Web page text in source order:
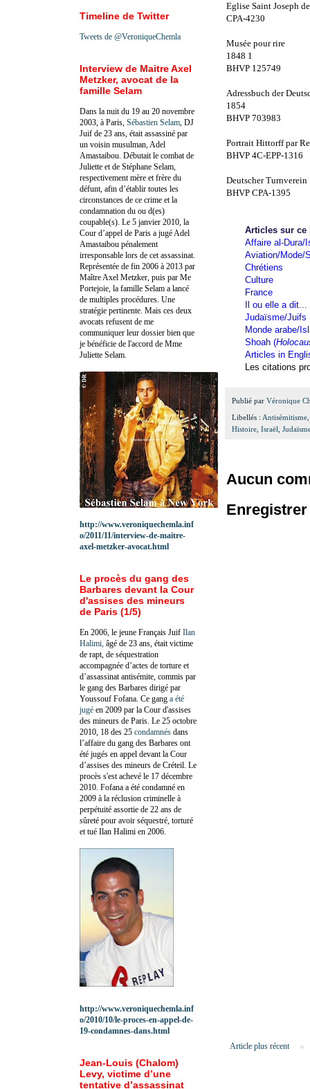
Eglise Saint Joseph
CPA-4230
Musée pour rire
1848 1
BHVP 125749
Adressbuch der
1854
BHVP 703983
Portrait Hittorff par
BHVP 4C-EPP-1316
Deutscher Turnverein
BHVP CPA-1395
Articles sur ce
Affaire al-Dura/
Aviation/Mode/
Chrétiens
Culture
France
Il ou elle a dit...
Judaïsme/Juifs
Monde arabe/
Shoah (
Articles in
Les citations
Publié par Véronique
Libellés : Antisémitisme
Histoire, Israël,
Aucun
Article plus récent
Timeline de Twitter
Tweets de @VeroniqueChemla
Interview de Maitre Axel
Metzker, avocat de la
famille Selam
Dans la nuit du 19 au 20 novembre
2003, à Paris, Sébastien Selam , DJ
Juif de 23 ans, était assassiné par
un voisin musulman, Adel
Amastaibou. Débutait le combat de
Juliette et de Stéphane Selam,
respectivement mère et frère du
défunt, afin d’établir toutes les
circonstances de ce crime et la
condamnation du ou d(es)
coupable(s). Le 5 janvier 2010, la
Cour d’appel de Paris a jugé Adel
Amastaibou pénalement
irresponsable lors de cet assassinat.
Représentée de fin 2006 à 2013 par
Maître Axel Metzker, puis par Me
Portejoie, la famille Selam a lancé
de multiples procédures. Une
stratégie pertinente. Mais ces deux
avocats refusent de me
communiquer leur dossier bien que
je bénéficie de l'accord de Mme
Juliette Selam.
http://www.veroniquechemla.inf
o/2011/11/interview-de-maitre-
axel-metzker-avocat.html
Le procès du gang des
Barbares devant la Cour
d'assises des mineurs
de Paris (1/5)
En 2006, le jeune Français Juif Ilan
Halimi, âgé de 23 ans, était victime
de rapt, de séquestration
accompagnée d’actes de torture et
d’assassinat antisémite, commis par
le gang des Barbares dirigé par
Youssouf Fofana. Ce gang a été
jugé en 2009 par la Cour d'assises
des mineurs de Paris. Le 25 octobre
2010, 18 des 25 condamnés dans
l’affaire du gang des Barbares ont
été jugés en appel devant la Cour
d’assises des mineurs de Créteil. Le
procès s'est achevé le 17 décembre
2010. Fofana a été condamné en
2009 à la réclusion criminelle à
perpétuité assortie de 22 ans de
sûreté pour avoir séquestré, torturé
et tué Ilan Halimi en 2006.
http://www.veroniquechemla.inf
o/2010/10/le-proces-en-appel-de-
19-condamnes-dans.html
Jean-Louis (Chalom)
Levy, victime d’une
tentative d’assassinat